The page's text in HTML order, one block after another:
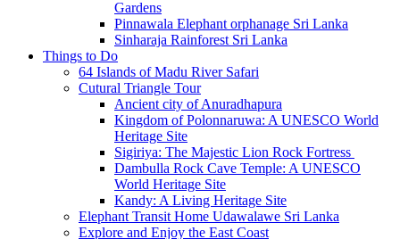
Gardens
Pinnawala Elephant orphanage Sri Lanka
Sinharaja Rainforest Sri Lanka
Things to Do
64 Islands of Madu River Safari
Cutural Triangle Tour
Ancient city of Anuradhapura
Kingdom of Polonnaruwa: A UNESCO World
Heritage Site
Sigiriya: The Majestic Lion Rock Fortress
Dambulla Rock Cave Temple: A UNESCO
World Heritage Site
Kandy: A Living Heritage Site
Elephant Transit Home Udawalawe Sri Lanka
Explore and Enjoy the East Coast